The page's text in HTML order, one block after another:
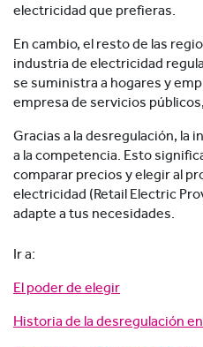
electricidad que prefieras.
En cambio, el resto de las
industria de electricidad
se suministra a hogares y
empresa de servicios
Gracias a la desregulación, la
a la competencia. Esto
comparar precios y elegir al
electricidad (Retail Electric
adapte a tus necesidades.
Ir a:
El poder de elegir
Historia de la desregulación en